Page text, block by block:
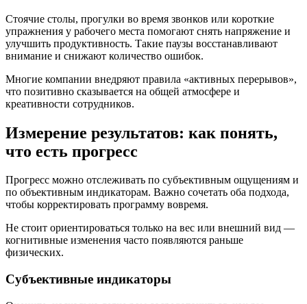
Стоячие столы, прогулки во время звонков или короткие
упражнения у рабочего места помогают снять напряжение и
улучшить продуктивность. Такие паузы восстанавливают
внимание и снижают количество ошибок.
Многие компании внедряют правила «активных перерывов»,
что позитивно сказывается на общей атмосфере и
креативности сотрудников.
Измерение результатов: как понять,
что есть прогресс
Прогресс можно отслеживать по субъективным ощущениям и
по объективным индикаторам. Важно сочетать оба подхода,
чтобы корректировать программу вовремя.
Не стоит ориентироваться только на вес или внешний вид —
когнитивные изменения часто появляются раньше
физических.
Субъективные индикаторы